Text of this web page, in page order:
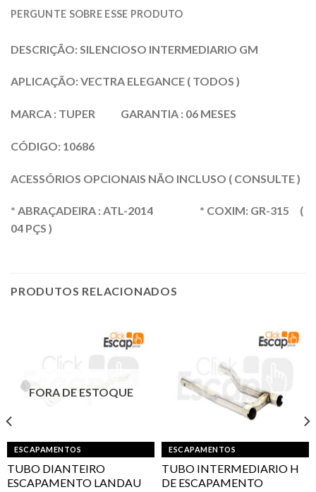
PERGUNTE SOBRE ESSE PRODUTO
DESCRIÇÃO: SILENCIOSO INTERMEDIARIO GM
APLICAÇÃO: VECTRA ELEGANCE ( TODOS )
MARCA : TUPER GARANTIA : 06 MESES
CÓDIGO: 10686
ACESSÓRIOS OPCIONAIS NÃO INCLUSO ( CONSULTE )
* ABRAÇADEIRA : ATL-2014 * COXIM: GR-315 (
04 PÇS )
PRODUTOS RELACIONADOS
FORA DE ESTOQUE
ESCAPAMENTOS
TUBO DIANTEIRO
ESCAPAMENTO LANDAU
ESCAPAMENTOS
TUBO INTERMEDIARIO H
DE ESCAPAMENTO